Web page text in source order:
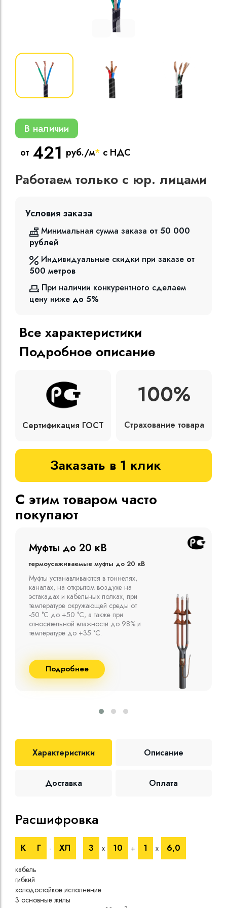
Кабели
изоляцией
В наличии
от 421 руб./м* с НДС
Работаем только с юр. лицами
Условия заказа
Минимальная сумма заказа от 50 000
рублей
Индивидуальные скидки при заказе от
500 метров
При наличии конкурентного сделаем
цену ниже до 5%
Все характеристики
Подробное описание
Сертификация ГОСТ
100%
Страхование товара
Заказать в 1 клик
С этим товаром часто
покупают
Муфты до 10 кВ
Термоусаживаемые муфты до 10 кВ
Компания ООО "Москабельторг"
предлагает, как соединительные
термоусаживаемые муфты на кабель
напряжением до 10 кВ с изоляцией
из маслопропитанной бумаги и
сшитого полиэтилена собственного
производства
Подробнее
Характеристики Описание
Доставка Оплата
Расшифровка
К Г - ХЛ 3 х 10 + 1 х 6,0
кабель
гибкий
холодостойкое исполнение
3 основные жилы